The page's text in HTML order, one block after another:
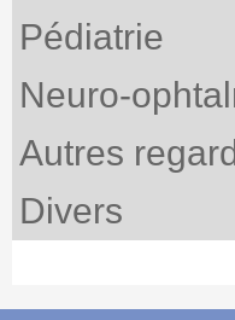
Pédiatrie
Neuro-
Autres
Divers